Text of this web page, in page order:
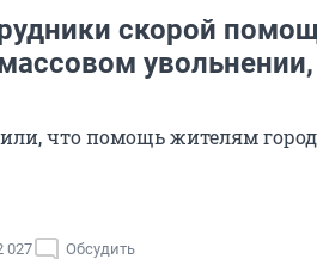
скорой
увольнении,
что помощь жителям
027 Обсудить